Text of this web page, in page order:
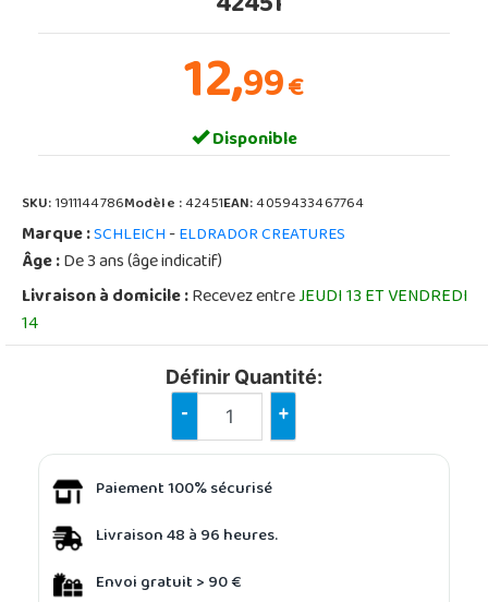
12,99€
Disponible
SKU:1911144786Modèle :42451EAN:4059433467764
Marque :SCHLEICH-ELDRADOR CREATURES
Âge :De 3 ans (âge indicatif)
Livraison à domicile :Recevez entreJEUDI 13 ET VENDREDI
14
Définir Quantité:
- +
Paiement 100% sécurisé
Livraison 48 à 96 heures.
Envoi gratuit > 90 €